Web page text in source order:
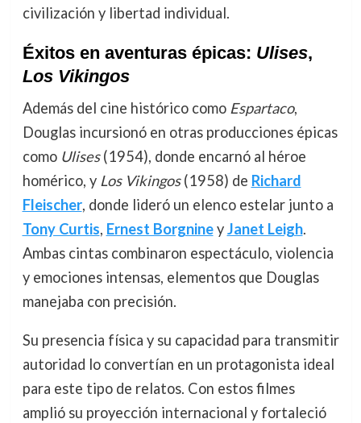
civilización y libertad individual.
Éxitos en aventuras épicas: Ulises,
Los Vikingos
Además del cine histórico como Espartaco,
Douglas incursionó en otras producciones épicas
como Ulises(1954), donde encarnó al héroe
homérico, y Los Vikingos(1958) de Richard
Fleischer, donde lideró un elenco estelar junto a
Tony Curtis, Ernest BorgnineyJanet Leigh.
Ambas cintas combinaron espectáculo, violencia
y emociones intensas, elementos que Douglas
manejaba con precisión.
Su presencia física y su capacidad para transmitir
autoridad lo convertían en un protagonista ideal
para este tipo de relatos. Con estos filmes
amplió su proyección internacional y fortaleció